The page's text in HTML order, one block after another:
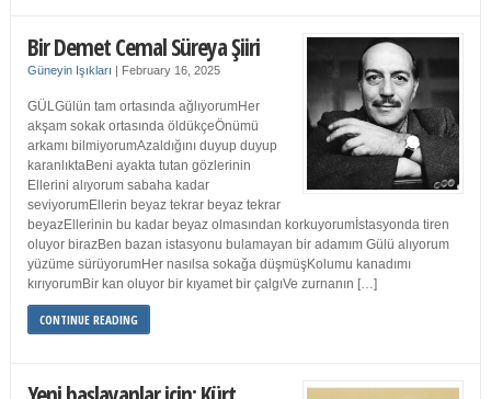
Bir Demet Cemal Süreya Şiiri
Güneyin Işıkları | February 16, 2025
GÜLGülün tam ortasında ağlıyorumHer
akşam sokak ortasında öldükçeÖnümü
arkamı bilmiyorumAzaldığını duyup duyup
karanlıktaBeni ayakta tutan gözlerinin
Ellerini alıyorum sabaha kadar
seviyorumEllerin beyaz tekrar beyaz tekrar
beyazEllerinin bu kadar beyaz olmasından korkuyorumİstasyonda tiren
oluyor birazBen bazan istasyonu bulamayan bir adamım Gülü alıyorum
yüzüme sürüyorumHer nasılsa sokağa düşmüşKolumu kanadımı
kırıyorumBir kan oluyor bir kıyamet bir çalgıVe zurnanın […]
CONTINUE READING